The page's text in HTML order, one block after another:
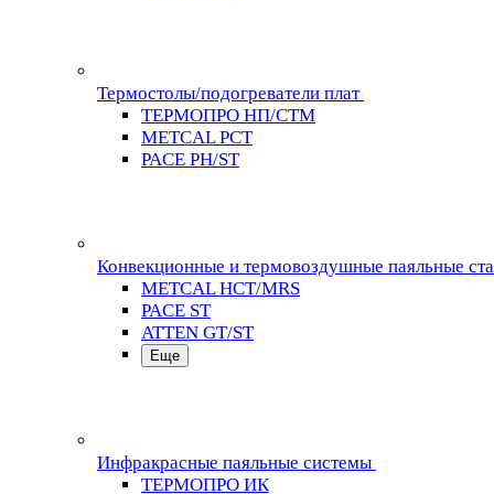
Термостолы/подогреватели плат
ТЕРМОПРО НП/СТМ
METCAL PCT
PACE PH/ST
Конвекционные и термовоздушные паяльные
METCAL HCT/MRS
PACE ST
ATTEN GT/ST
Еще
Инфракрасные паяльные системы
ТЕРМОПРО ИК